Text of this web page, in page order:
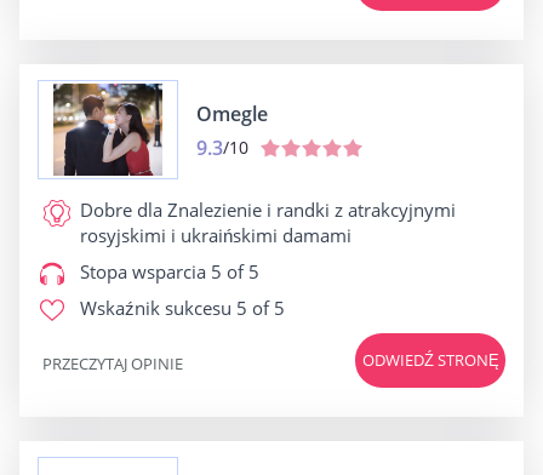
Omegle
9.3/10
Dobre dla Znalezienie i randki z atrakcyjnymi
rosyjskimi i ukraińskimi damami
Stopa wsparcia 5 of 5
Wskaźnik sukcesu 5 of 5
ODWIEDŹ STRONĘ
PRZECZYTAJ OPINIE